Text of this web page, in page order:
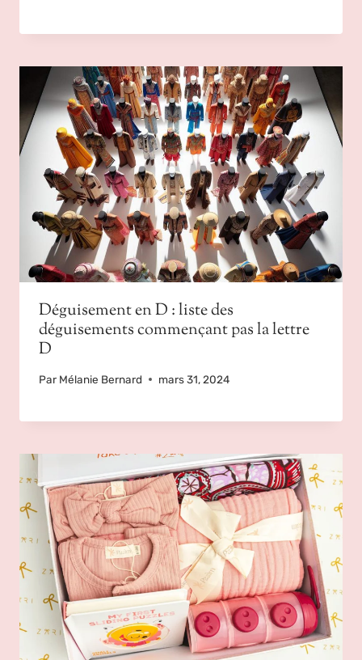
Déguisement en D : liste des
déguisements commençant pas la lettre
D
Par Mélanie Bernard mars 31, 2024